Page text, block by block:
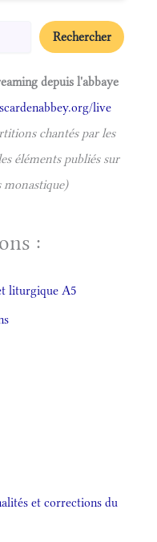
Rechercher
depuis l'abbaye
live
chantés par les
éléments publiés sur
monastique)
:
liturgique A5
et corrections du